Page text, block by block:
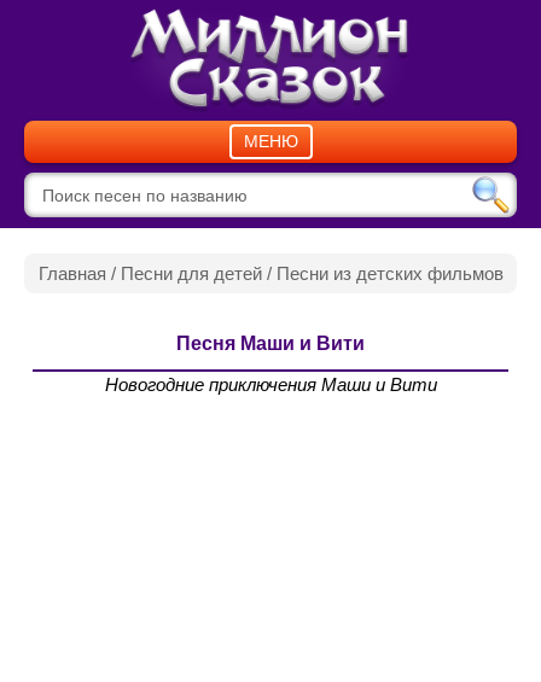
МЕНЮ
Главная / Песни для детей/ Песни из детских фильмов
Песня Маши и Вити
Новогодние приключения Маши и Вити